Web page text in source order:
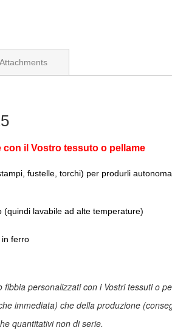
con il Vostro tessuto o pellame
fustelle, torchi) per produrli
lavabile ad alte temperature)
in ferro
personalizzati con i Vostri tessuti o
immediata) che della produzione
quantitativi non di serie.